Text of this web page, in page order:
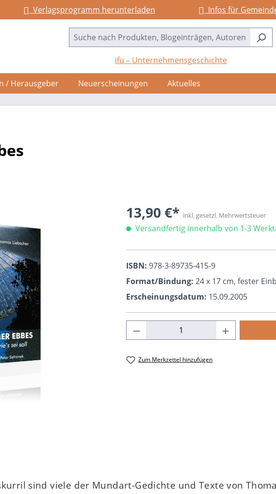
Verlagsprogramm herunterladen Infos für
ifu – Unternehmensgeschichte
/ Herausgeber Neuerscheinungen Aktuelles
13,90 €* inkl. gesetzl. Mehrwertsteuer
Versandfertig innerhalb von 1-3
ISBN: 978-3-89735-415-9
Format/Bindung: 24 x 17 cm, fester
Erscheinungsdatum: 15.09.2005
Produkt Anzahl: Gib den
Zum Merkzettel hinzufügen
sind viele der Mundart-Gedichte und Texte von